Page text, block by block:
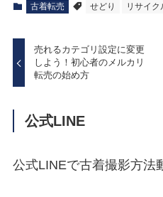
古着転売 せどり リサイ
売れるカテゴリ設定に変更
しよう！初心者のメルカリ
転売の始め方
公式LINE
公式LINEで古着撮影方法